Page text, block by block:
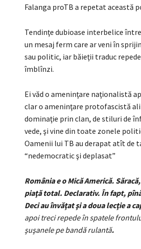
Falanga proTB a repetat această
Tendinţe dubioase interbelice
un mesaj ferm care ar veni în
sau politic, iar băieţii traduc
îmblînzi.
Ei văd o ameninţare naţionalistă
clar o ameninţare protofascistă
dominaţie prin clan, de stiluri de
vede, şi vine din toate zonele
Oamenii lui TB au derapat atît de
“nedemocratic şi deplasat”
România e o Mică Americă.
piaţă total. Declarativ. În fapt,
Deci au învăţat şi a doua lecţie a
apoi treci repede în spatele
şuşanele pe bandă rulantă.